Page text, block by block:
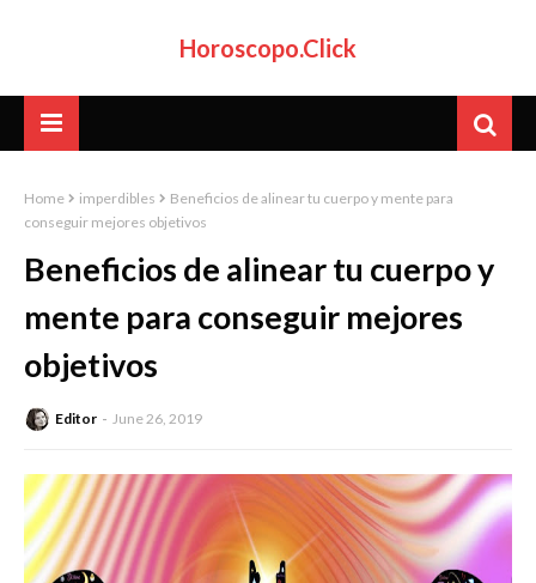
Horoscopo.Click
Home imperdibles
Beneficios de alinear tu cuerpo y mente para
conseguir mejores objetivos
Beneficios de alinear tu cuerpo y
mente para conseguir mejores
objetivos
Editor June 26, 2019